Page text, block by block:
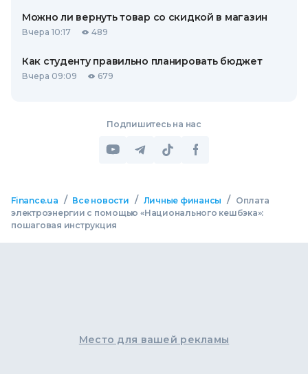
Можно ли вернуть товар со скидкой в ​​магазин
Вчера 10:17 489
Как студенту правильно планировать бюджет
Вчера 09:09 679
Подпишитесь на нас
Finance.ua / Все новости / Личные финансы /
Оплата
электроэнергии с помощью «Национального кешбэка»:
пошаговая инструкция
Место для вашей рекламы